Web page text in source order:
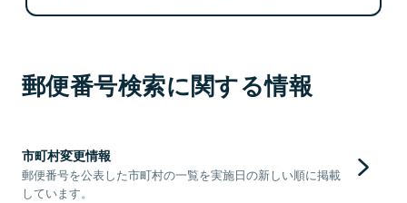
郵便番号検索に関する情報
市町村変更情報
郵便番号を公表した市町村の一覧を実施日の新しい順に掲載
しています。